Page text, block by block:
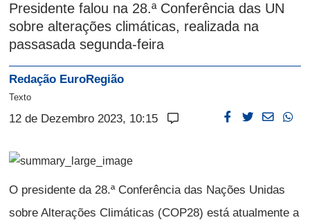
Presidente falou na 28.ª Conferência das UN
sobre alterações climáticas, realizada na
passasada segunda-feira
Redação EuroRegião
Texto
12 de Dezembro 2023, 10:15
O presidente da 28.ª Conferência das Nações Unidas
sobre Alterações Climáticas (COP28) está atualmente a